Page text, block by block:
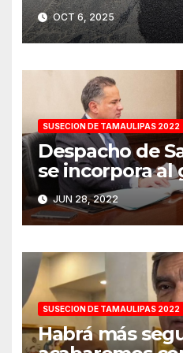
Tampico
OCT 6, 2025
SUSECION DE TAMAULIPAS 2022
Despacho de
se incorpora al
transición del
electo
JUN 28, 2022
SUSECION DE TAMAULIPAS 2022
Habrá más